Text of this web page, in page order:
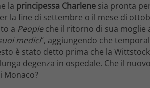
la principessa Charlene sia pronta
la fine di settembre o il mese di
a Peopleche il ritorno di sua moglie
medici“, aggiungendo che
è stato detto prima che la
degenza in ospedale. Che il
Monaco?